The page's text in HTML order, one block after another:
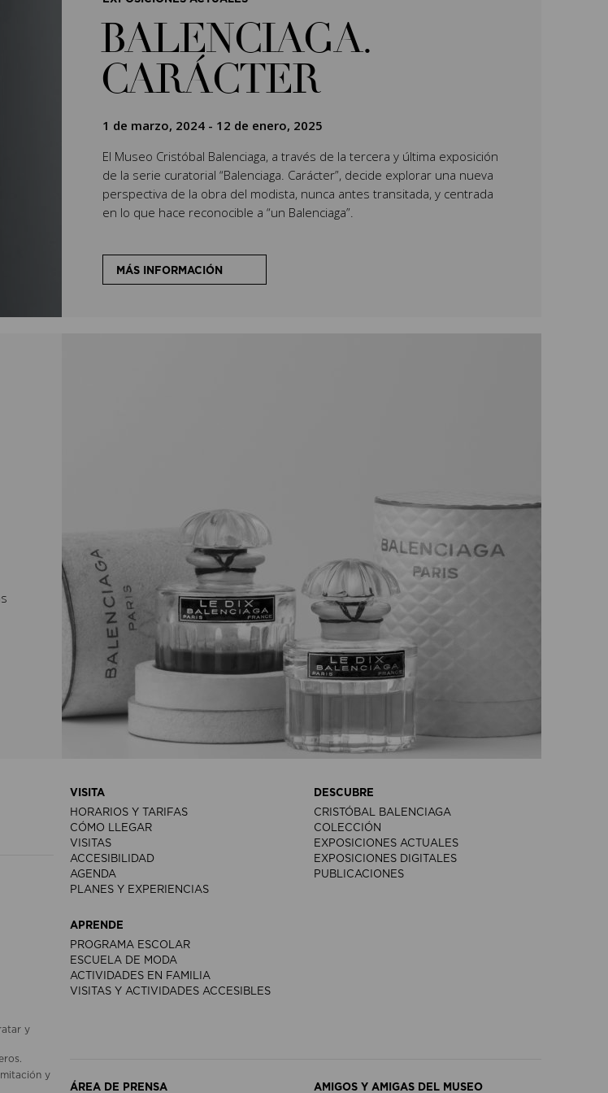
BALENCIAGA.
CARÁCTER
1 de marzo, 2024 - 12 de enero, 2025
El Museo Cristóbal Balenciaga, a través de la tercera y última exposición
de la serie curatorial “Balenciaga. Carácter”, decide explorar una nueva
perspectiva de la obra del modista, nunca antes transitada, y centrada
en lo que hace reconocible a “un Balenciaga”.
MÁS INFORMACIÓN
y
y
VISITA
HORARIOS Y TARIFAS
CÓMO LLEGAR
VISITAS
ACCESIBILIDAD
AGENDA
PLANES Y EXPERIENCIAS
DESCUBRE
CRISTÓBAL BALENCIAGA
COLECCIÓN
EXPOSICIONES ACTUALES
EXPOSICIONES DIGITALES
PUBLICACIONES
APRENDE
PROGRAMA ESCOLAR
ESCUELA DE MODA
ACTIVIDADES EN FAMILIA
VISITAS Y ACTIVIDADES ACCESIBLES
ÁREA DE PRENSA AMIGOS Y AMIGAS DEL MUSEO